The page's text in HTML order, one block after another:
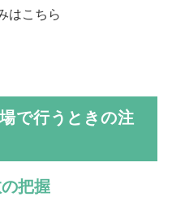
はこちら
で行うときの注
把握